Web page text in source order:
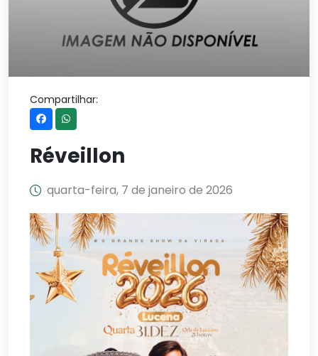
Compartilhar:
Réveillon
quarta-feira, 7 de janeiro de 2026